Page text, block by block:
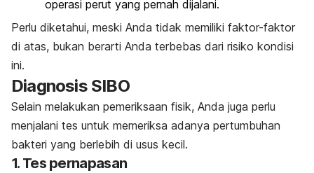
operasi perut yang pernah dijalani.
Perlu diketahui, meski Anda tidak memiliki faktor-faktor
di atas, bukan berarti Anda terbebas dari risiko kondisi
ini.
Diagnosis SIBO
Selain melakukan pemeriksaan fisik, Anda juga perlu
menjalani tes untuk memeriksa adanya pertumbuhan
bakteri yang berlebih di usus kecil.
1. Tes pernapasan